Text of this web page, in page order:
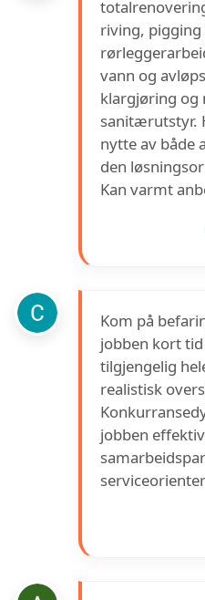
riving,
vann og
klargjøring og
sanitærutstyr.
nytte av både
den
Kan varmt
Kom på
jobben kort
tilgjengelig
realistisk
jobben